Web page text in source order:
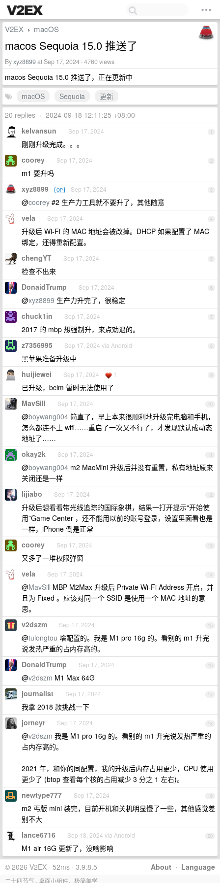
V2EX › macOS
macos Sequoia 15.0 推送了
Byxyz8899at Sep 17, 2024 · 4760 views
macos Sequoia 15.0 推送了，正在更新中
macOS
Sequoia
更新
20 replies • 2024-09-18 12:11:25 +08:00
1
kelvansun Sep 17, 2024
刚刚升级完成。。。
2
coorey Sep 17, 2024
m1 要升吗
3
xyz8899 OP Sep 17, 2024
@coorey #2 生产力工具就不要升了，其他随意
4
vela Sep 17, 2024
升级后 Wi-Fi 的 MAC 地址会被改掉。DHCP 如果配置了 MAC
绑定，还得重新配置。
5
chengYT Sep 17, 2024
检查不出来
6
DonaidTrump Sep 17, 2024
@xyz8899 生产力升完了，很稳定
7
chuck1in Sep 17, 2024
2017 的 mbp 想强制升，来点劝退的。
8
z7356995 Sep 17, 2024 via Android
黑苹果准备升级中
9
huijiewei Sep 17, 2024 1
已升级，bclm 暂时无法使用了
10
MavSill Sep 17, 2024
@boywang004 简直了，早上本来很顺利地升级完电脑和手机，
怎么都连不上 wifi……重启了一次又不行了，才发现默认成动态
地址了……
11
okay2k Sep 17, 2024
@boywang004 m2 MacMini 升级后并没有重置，私有地址原来
关闭还是一样
12
lijiabo Sep 17, 2024
升级后想看看带光线追踪的国际象棋，结果一打开提示“开始使
用”Game Center ，还不能用以前的账号登录，设置里面看也是
一样，iPhone 倒是正常
13
coorey Sep 17, 2024
又多了一堆权限弹窗
14
vela Sep 17, 2024
@MavSill MBP M2Max 升级后 Private Wi-Fi Address 开启，并
且为 Fixed 。应该对同一个 SSID 是使用一个 MAC 地址的意
思。
15
v2dszm Sep 17, 2024
@tulongtou 啥配置的。我是 M1 pro 16g 的。看别的 m1 升完
说发热严重的占内存高的。
16
DonaidTrump Sep 17, 2024
@v2dszm M1 Max 64G
17
journalist Sep 17, 2024
我拿 2018 款挑战一下
18
jorneyr Sep 17, 2024
@v2dszm 我是 M1 pro 16g 的。看别的 m1 升完说发热严重的
占内存高的。
2021 年，和你的同配置，我的升级后内存占用更少，CPU 使用
更少了 (btop 查看每个核的占用减少 3 分之 1 左右)。
19
newtype777 Sep 17, 2024
m2 丐版 mini 装完，目前开机和关机明显慢了一些，其他感觉差
别不大
20
lance6716 Sep 18, 2024 via Android
M1 air 16G 更新了，没啥影响
About · Language
© 2026 V2EX · 52ms · 3.9.8.5
二十四节气 · 桌面小组件，极简美学